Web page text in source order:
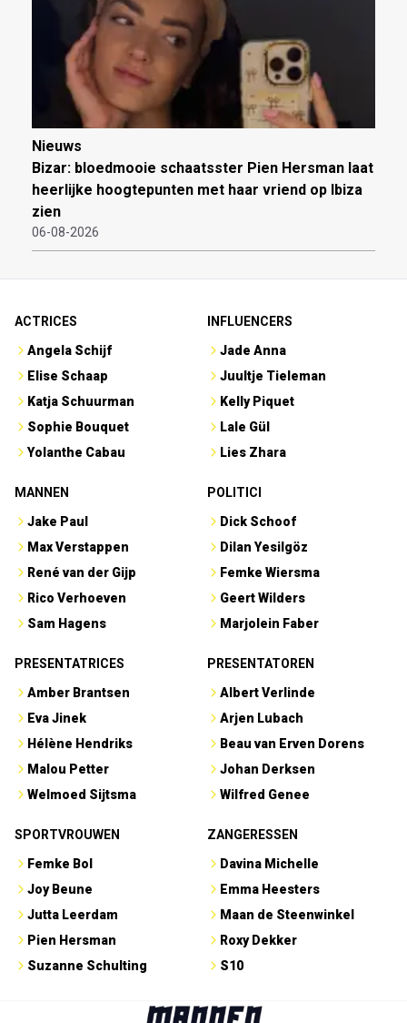
Nieuws
Bizar: bloedmooie schaatsster Pien Hersman laat
heerlijke hoogtepunten met haar vriend op Ibiza
zien
06-08-2026
ACTRICES
Angela Schijf
Elise Schaap
Katja Schuurman
Sophie Bouquet
Yolanthe Cabau
INFLUENCERS
Jade Anna
Juultje Tieleman
Kelly Piquet
Lale Gül
Lies Zhara
MANNEN
Jake Paul
Max Verstappen
René van der Gijp
Rico Verhoeven
Sam Hagens
POLITICI
Dick Schoof
Dilan Yesilgöz
Femke Wiersma
Geert Wilders
Marjolein Faber
PRESENTATRICES
Amber Brantsen
Eva Jinek
Hélène Hendriks
Malou Petter
Welmoed Sijtsma
PRESENTATOREN
Albert Verlinde
Arjen Lubach
Beau van Erven Dorens
Johan Derksen
Wilfred Genee
SPORTVROUWEN
Femke Bol
Joy Beune
Jutta Leerdam
Pien Hersman
Suzanne Schulting
ZANGERESSEN
Davina Michelle
Emma Heesters
Maan de Steenwinkel
Roxy Dekker
S10